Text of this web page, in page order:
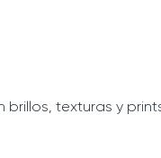
brillos, texturas y